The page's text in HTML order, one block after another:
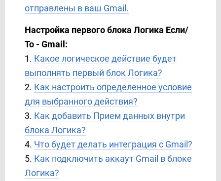
отправлены в ваш Gmail.
Настройка первого блока Логика Если/
То - Gmail:
1. Какое логическое действие будет
выполнять первый блок Логика?
2. Как настроить определенное условие
для выбранного действия?
3. Как добавить Прием данных внутри
блока Логика?
4. Что будет делать интеграция с Gmail?
5. Как подключить аккаут Gmail в блоке
Логика?